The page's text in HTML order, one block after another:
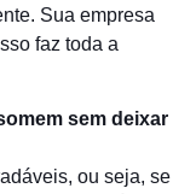
Sua empresa
faz toda a
sem deixar
ou seja, se